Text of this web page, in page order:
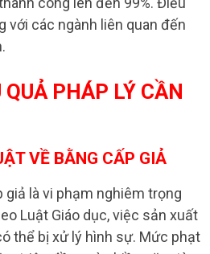
với các ngành liên quan đến
QUẢ PHÁP LÝ CẦN
VỀ BẰNG CẤP GIẢ
là vi phạm nghiêm trọng
Luật Giáo dục, việc sản xuất
thể bị xử lý hình sự. Mức phạt